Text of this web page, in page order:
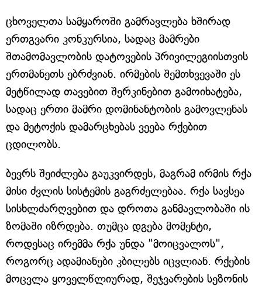
ცხოველთა სამყაროში გამრავლება ხშირად
ერთგვარი კონკურსია, სადაც მამრები
შთამომავლობის დატოვების პრივილეგიისთვის
ერთმანეთს ებრძვიან. ირმების შემთხვევაში ეს
მეტწილად თავებით შერკინებით გამოიხატება,
სადაც ერთი მამრი დომინანტობის გამოვლენას
და მეტოქის დამარცხებას ვეება რქებით
ცდილობს.
ბევრს შეიძლება გაუკვირდეს, მაგრამ ირმის რქა
მისი ძვლის სისტემის გაგრძელებაა. რქა სავსეა
სისხლძარღვებით და დროთა განმავლობაში ის
ზომაში იზრდება. თუმცა დგება მომენტი,
როდესაც ირემმა რქა უნდა "მოიცვალოს",
როგორც ადამიანები კბილებს იცვლიან. რქების
მოცვლა ყოველწლიურად, შეჯვარების სეზონის